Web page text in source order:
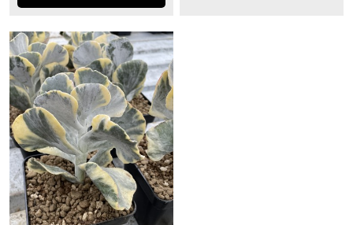
Caudex
(3)
Crassula
(34)
Cotyledon
(3)